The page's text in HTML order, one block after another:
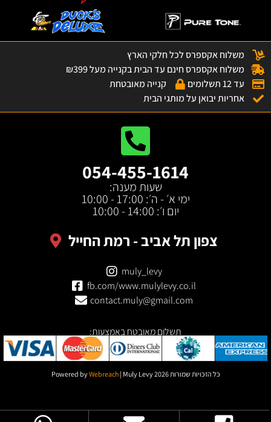
משלוח אקספרס לכל חלקי הארץ
משלוח אקספרס חינם עד הבית בקנייה מעל ₪399
עד 12 תשלומים
קנייה מאובטחת
אחריות יבואן על מותגי הבית
054-455-1614
שעות מענה:
ימי א׳ - ה׳: 17:00 - 10:00
יום ו׳: 14:00 - 10:00
צפון תל אביב - רמת החייל
muly_levy
fb.com/www.mulylevy.co.il
contact.muly@gmail.com
תשלום מאובטח באמצעות:
כל הזכויות שמורות Powered by Webreach | Muly Levy 2026